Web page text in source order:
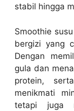
stabil hingga
Smoothie
bergizi yang
Dengan
gula dan
protein,
menikmati
tetapi juga